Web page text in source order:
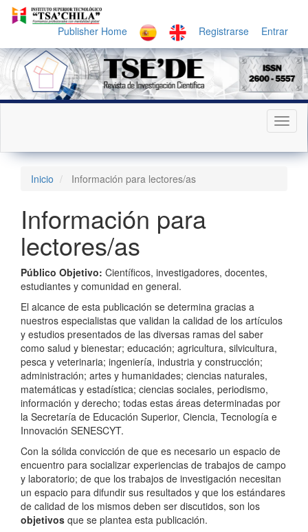
Navegación
principal
Contenido
principal
Barra
lateral
Publisher Home Registrarse Entrar
Inicio Información para lectores/as
Información para
lectores/as
Público Objetivo: Científicos, investigadores, docentes,
estudiantes y comunidad en general.
El alcance de esta publicación se determina gracias a
nuestros especialistas que validan la calidad de los artículos
y estudios presentados de las diversas ramas del saber
como salud y bienestar; educación; agricultura, silvicultura,
pesca y veterinaria; ingeniería, industria y construcción;
administración; artes y humanidades; ciencias naturales,
matemáticas y estadística; ciencias sociales, periodismo,
información y derecho; todas estas áreas determinadas por
la Secretaría de Educación Superior, Ciencia, Tecnología e
Innovación SENESCYT.
Con la sólida convicción de que es necesario un espacio de
encuentro para socializar experiencias de trabajos de campo
y laboratorio; de que los trabajos de investigación necesitan
un espacio para difundir sus resultados y que los estándares
de calidad de los mismos deben ser discutidos, son los
objetivos que se plantea esta publicación.